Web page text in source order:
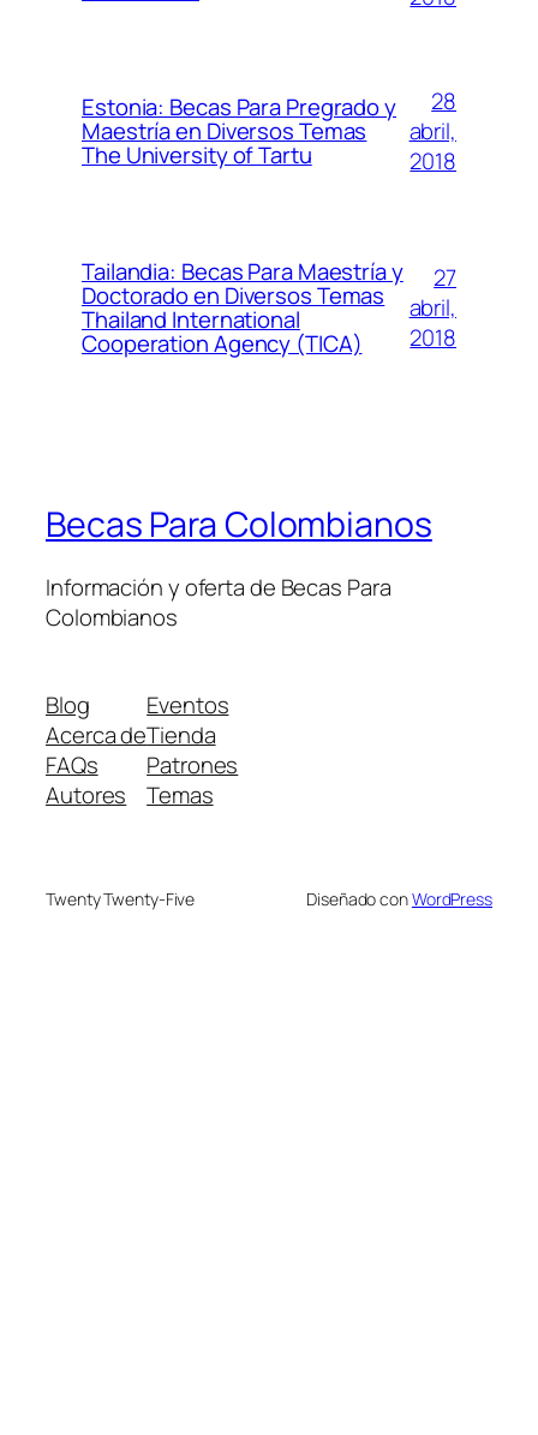
Estonia: Becas Para Pregrado y
Maestría en Diversos Temas
The University of Tartu
28
abril,
2018
Tailandia: Becas Para Maestría y
Doctorado en Diversos Temas
Thailand International
Cooperation Agency (TICA)
27
abril,
2018
Becas Para Colombianos
Información y oferta de Becas Para
Colombianos
Blog
Acerca de
FAQs
Autores
Eventos
Tienda
Patrones
Temas
Twenty Twenty-Five Diseñado conWordPress